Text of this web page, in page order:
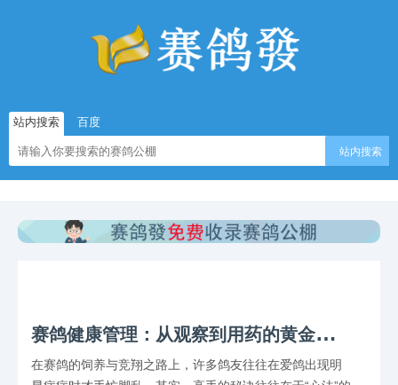
站内搜索 百度
站内搜索
赛
鸽健康管理：从观察到用药的黄金法则
在赛鸽的饲养与竞翔之路上，许多鸽友往往在爱鸽出现明